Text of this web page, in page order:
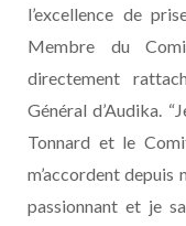
l’excellence de
Membre du
directement
Général d’Audika.
Tonnard et le
m’accordent depuis
passionnant et je